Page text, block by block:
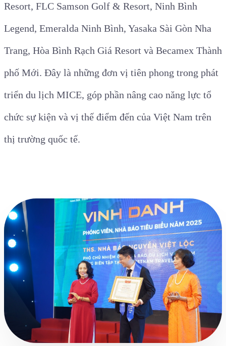
Resort, FLC Samson Golf & Resort, Ninh Bình
Legend, Emeralda Ninh Bình, Yasaka Sài Gòn Nha
Trang, Hòa Bình Rạch Giá Resort và Becamex Thành
phố Mới. Đây là những đơn vị tiên phong trong phát
triển du lịch MICE, góp phần nâng cao năng lực tổ
chức sự kiện và vị thế điểm đến của Việt Nam trên
thị trường quốc tế.